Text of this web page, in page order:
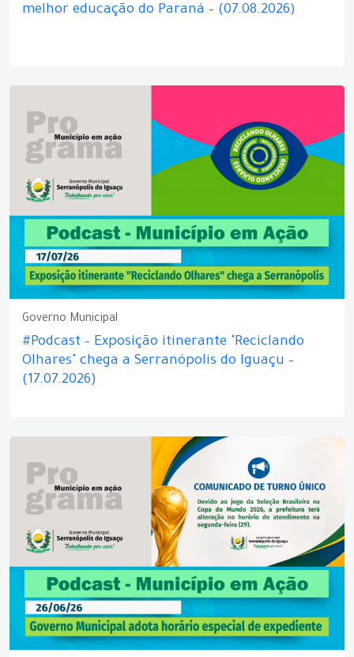
melhor educação do Paraná – (07.08.2026)
Governo Municipal
#Podcast – Exposição itinerante "Reciclando
Olhares" chega a Serranópolis do Iguaçu –
(17.07.2026)